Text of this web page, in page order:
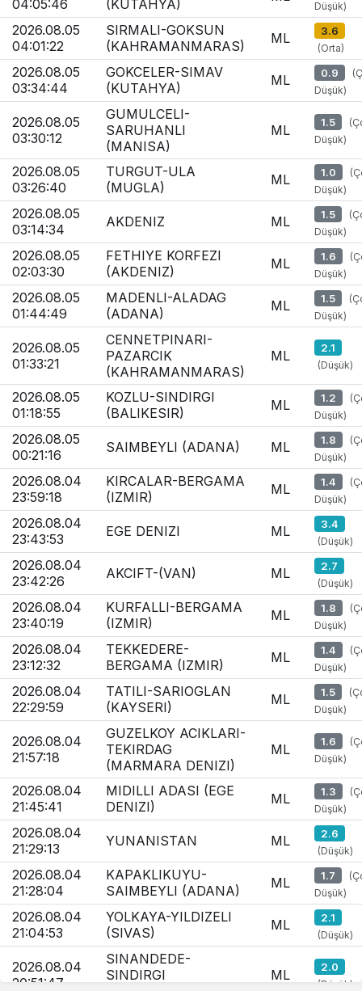
04:05:46
(KUTAHYA)
Düşük)
2026.08.05
04:01:22
SIRMALI-GOKSUN
(KAHRAMANMARAS)
ML 3.6
(Orta)
2026.08.05
03:34:44
GOKCELER-SIMAV
(KUTAHYA)
ML 0.9
Düşük)
2026.08.05
03:30:12
GUMULCELI-
SARUHANLI
(MANISA)
ML 1.5
Düşük)
2026.08.05
03:26:40
TURGUT-ULA
(MUGLA)
ML 1.0
Düşük)
2026.08.05
03:14:34
AKDENIZ ML 1.5
Düşük)
2026.08.05
02:03:30
FETHIYE KORFEZI
(AKDENIZ)
ML 1.6
Düşük)
2026.08.05
01:44:49
MADENLI-ALADAG
(ADANA)
ML 1.5
Düşük)
2026.08.05
01:33:21
CENNETPINARI-
PAZARCIK
(KAHRAMANMARAS)
ML 2.1
(Düşük)
2026.08.05
01:18:55
KOZLU-SINDIRGI
(BALIKESIR)
ML 1.2
Düşük)
2026.08.05
00:21:16
SAIMBEYLI (ADANA) ML 1.8
Düşük)
2026.08.04
23:59:18
KIRCALAR-BERGAMA
(IZMIR)
ML 1.4
Düşük)
2026.08.04
23:43:53
EGE DENIZI ML 3.4
(Düşük)
2026.08.04
23:42:26
AKCIFT-(VAN) ML 2.7
(Düşük)
2026.08.04
23:40:19
KURFALLI-BERGAMA
(IZMIR)
ML 1.8
Düşük)
2026.08.04
23:12:32
TEKKEDERE-
BERGAMA (IZMIR)
ML 1.4
Düşük)
2026.08.04
22:29:59
TATILI-SARIOGLAN
(KAYSERI)
ML 1.5
Düşük)
2026.08.04
21:57:18
GUZELKOY ACIKLARI-
TEKIRDAG
(MARMARA DENIZI)
ML 1.6
Düşük)
2026.08.04
21:45:41
MIDILLI ADASI (EGE
DENIZI)
ML 1.3
Düşük)
2026.08.04
21:29:13
YUNANISTAN ML 2.6
(Düşük)
2026.08.04
21:28:04
KAPAKLIKUYU-
SAIMBEYLI (ADANA)
ML 1.7
Düşük)
2026.08.04
21:04:53
YOLKAYA-YILDIZELI
(SIVAS)
ML 2.1
(Düşük)
2026.08.04
20:51:47
SINANDEDE-
SINDIRGI
ML 2.0
(Düşük)